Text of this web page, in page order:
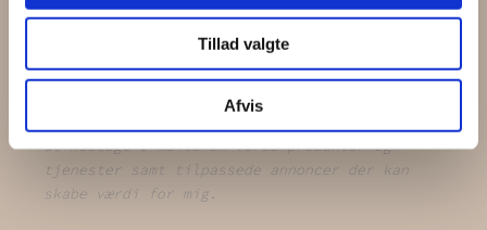
Tillad valgte
Afvis
at modtage e-mails om vores produkter og
tjenester samt tilpassede annoncer der kan
skabe værdi for mig.